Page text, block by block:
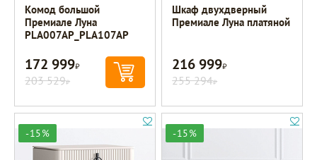
Комод большой
Премиале Луна
PLA007AP_PLA107AP
172 999Р
203 529Р
Шкаф двухдверный
Премиале Луна платяной
216 999Р
255 294Р
-15% -15%